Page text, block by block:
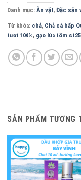
Danh mục: Ăn vặt, Đặc sản
Từ khóa: chả, Chả cá hấp
tươi 100%, gạo lúa tôm st25
SẢN PHẨM TƯƠNG